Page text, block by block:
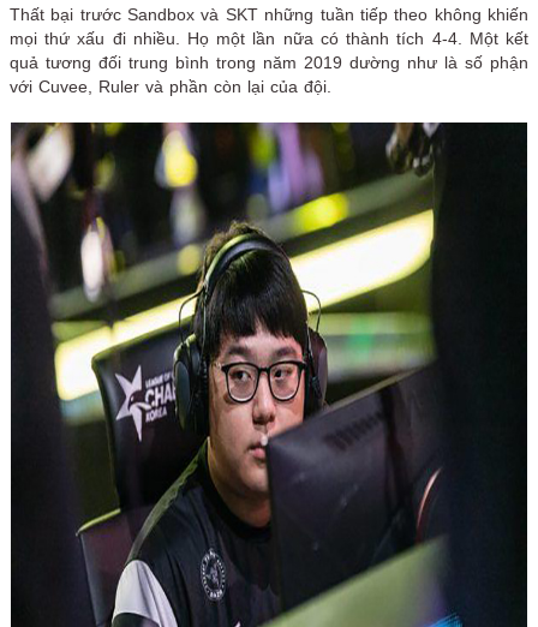
Thất bại trước Sandbox và SKT những tuần tiếp theo không khiến
mọi thứ xấu đi nhiều. Họ một lần nữa có thành tích 4-4. Một kết
quả tương đối trung bình trong năm 2019 dường như là số phận
với Cuvee, Ruler và phần còn lại của đội.